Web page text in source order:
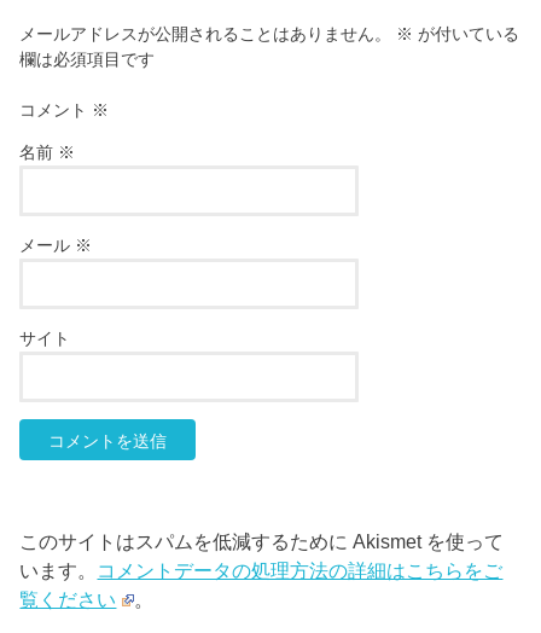
メールアドレスが公開されることはありません。 ※ が付いている
欄は必須項目です
コメント ※
名前 ※
メール ※
サイト
このサイトはスパムを低減するために Akismet を使って
います。 コメントデータの処理方法の詳細はこちらをご
覧ください
。